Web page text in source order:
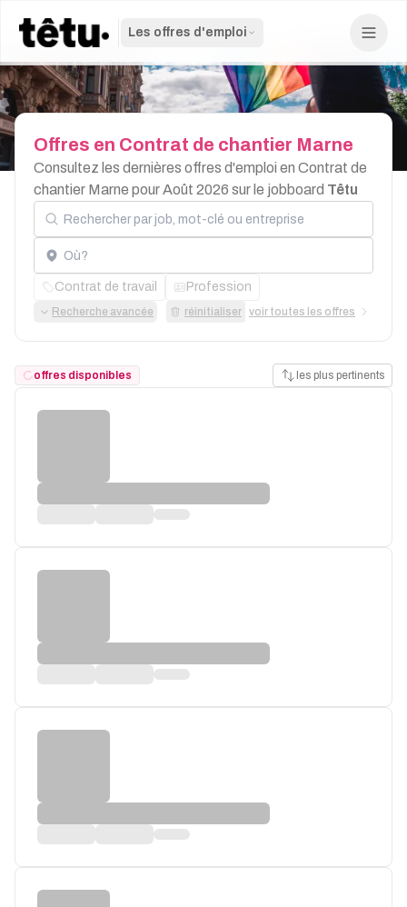
Les offres d'emploi
Offres en Contrat de chantier Marne
Consultez les dernières offres d'emploi en Contrat de
chantier Marne pour Août 2026 sur le jobboard Têtu
Rechercher par job, mot-clé ou entreprise
Localisation
Contrat de travail Profession
Recherche avancée réinitialiser voir toutes les offres
offres disponibles les plus pertinents